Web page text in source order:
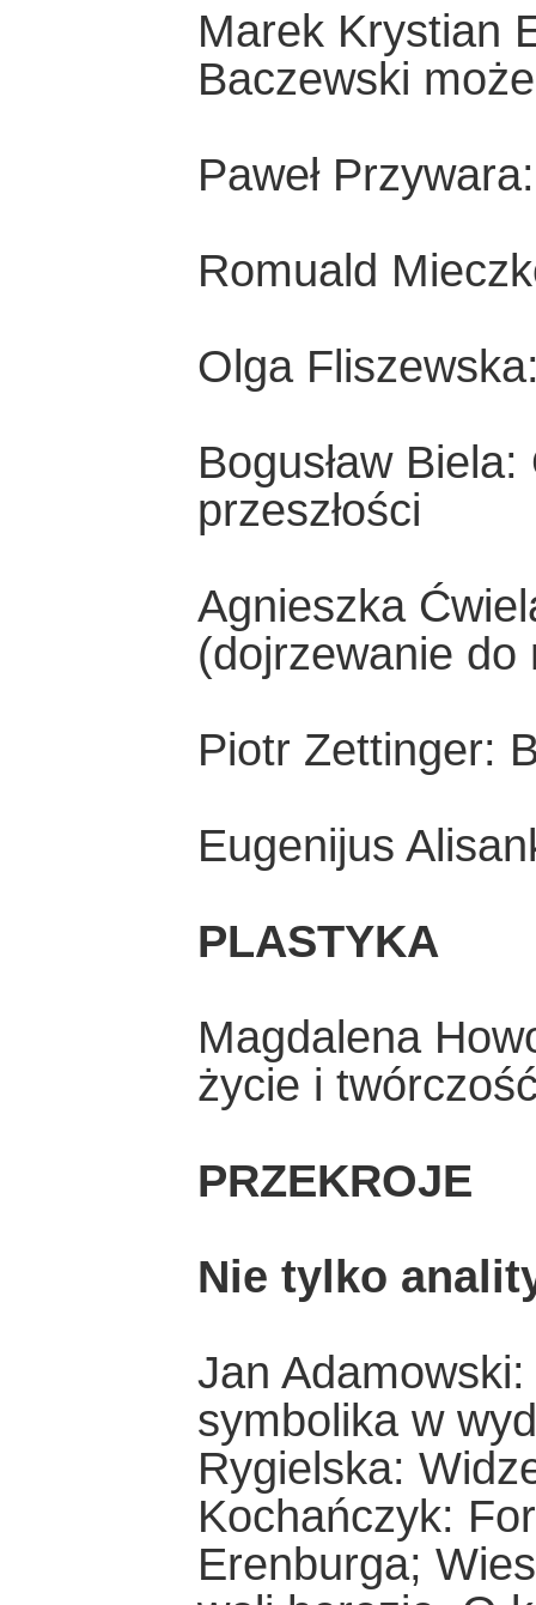
Marek Krystian
Baczewski
Paweł
Romuald
Olga
Bogusław
przeszłości
Agnieszka
(dojrzewanie do
Piotr Zettinger:
Eugenijus
PLASTYKA
Magdalena
życie i
PRZEKROJE
Nie tylko
Jan
symbolika w
Rygielska:
Kochańczyk:
Erenburga;